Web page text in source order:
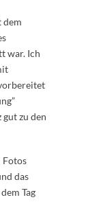
dem
war. Ich
zu den
Fotos
das
Tag